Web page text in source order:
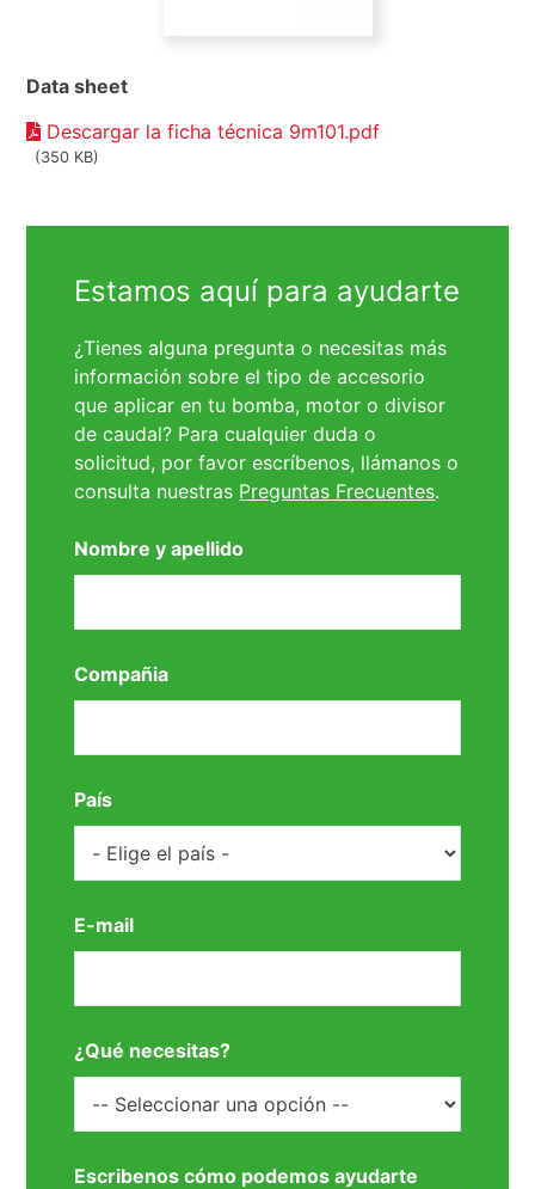
Data sheet
Descargar la ficha técnica 9m101.pdf
(350 KB)
Estamos aquí para ayudarte
¿Tienes alguna pregunta o necesitas más
información sobre el tipo de accesorio
que aplicar en tu bomba, motor o divisor
de caudal? Para cualquier duda o
solicitud, por favor escríbenos, llámanos o
consulta nuestras Preguntas Frecuentes.
Nombre y apellido
Compañia
País
E-mail
¿Qué necesitas?
Escribenos cómo podemos ayudarte